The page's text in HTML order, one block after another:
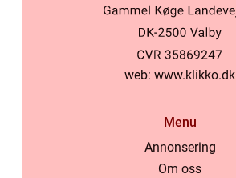
web: www.klikko.dk
Menu
Annonsering
Om oss